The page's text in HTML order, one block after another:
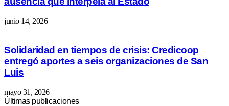
junio 14, 2026
Solidaridad en tiempos de crisis: Credicoop
entregó aportes a seis organizaciones de San
Luis
mayo 31, 2026
Últimas publicaciones